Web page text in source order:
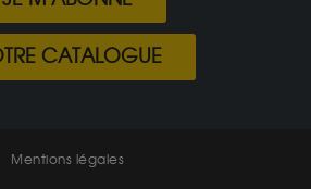
CATALOGUE
Mentions légales